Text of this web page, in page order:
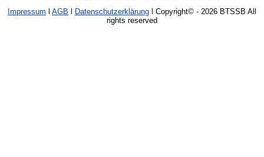
Impressum l AGB l Datenschutzerklärung l Copyright© - 2026 BTSSB All
rights reserved